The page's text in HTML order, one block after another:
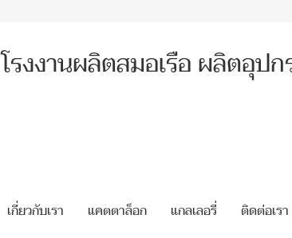
โรงงานผลิตสมอเรือ ผลิตอุป
เกี่ยวกับเรา แคตตาล็อก แกลเลอรี่ ติดต่อเรา